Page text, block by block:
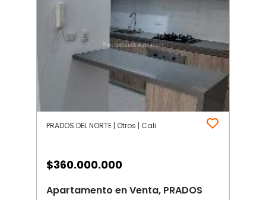
PRADOS DEL NORTE | Otros | Cali
$360.000.000
Apartamento en Venta, PRADOS